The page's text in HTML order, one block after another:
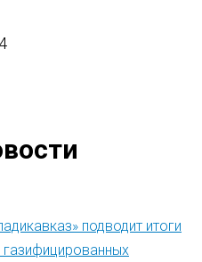
подводит итоги
газифицированных